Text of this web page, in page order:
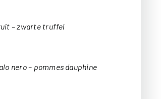
– zwarte truffel
nero – pommes dauphine